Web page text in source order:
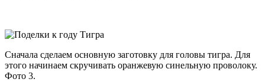
Сначала сделаем основную заготовку для головы тигра. Для
этого начинаем скручивать оранжевую синельную проволоку.
Фото 3.